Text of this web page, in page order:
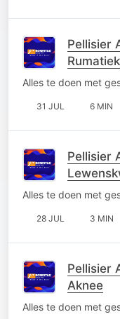
Pellisier
Rumatiek
Alles te doen met
31 JUL 6 MIN
Pellisier
Alles te doen met
28 JUL 3 MIN
Pellisier
Aknee
Alles te doen met